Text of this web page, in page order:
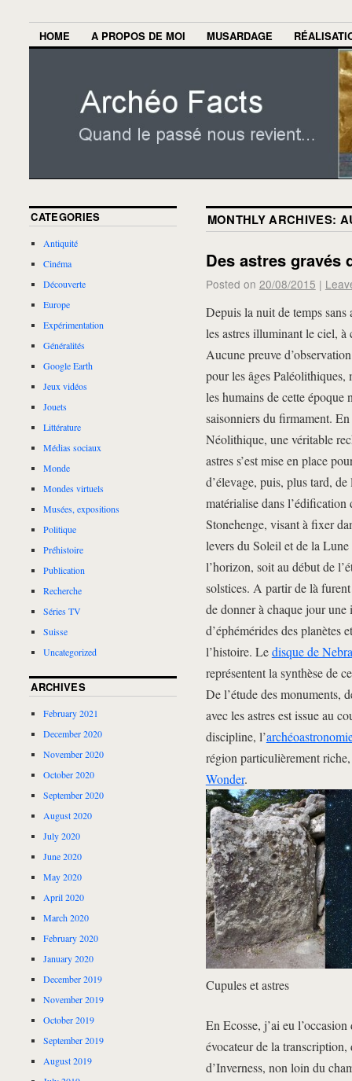
HOME A PROPOS DE MOI MUSARDAGE
MONTHLY ARCHIVES:
Des astres gravés
Posted on 20/08/2015 |
Depuis la nuit de temps
les astres illuminant le ciel,
Aucune preuve
pour les âges
les humains de cette époque
saisonniers du firmament.
Néolithique, une véritable
astres s’est mise en place
d’élevage, puis, plus tard,
matérialise dans l’édification
Stonehenge, visant à fixer
levers du Soleil et de la
l’horizon, soit au début de
solstices. A partir de là
de donner à chaque jour
d’éphémérides des planètes
l’histoire. Ledisque de Nebra
représentent la synthèse de
De l’étude des monuments,
avec les astres est issue au
discipline, l’
région particulièrement
Wonder.
Cupules et astres
En Ecosse, j’ai eu
évocateur de la
d’Inverness, non loin du
CATEGORIES
Antiquité
Cinéma
Découverte
Europe
Expérimentation
Généralités
Google Earth
Jeux vidéos
Jouets
Littérature
Médias sociaux
Monde
Mondes virtuels
Musées, expositions
Politique
Préhistoire
Publication
Recherche
Séries TV
Suisse
Uncategorized
ARCHIVES
February 2021
December 2020
November 2020
October 2020
September 2020
August 2020
July 2020
June 2020
May 2020
April 2020
March 2020
February 2020
January 2020
December 2019
November 2019
October 2019
September 2019
August 2019